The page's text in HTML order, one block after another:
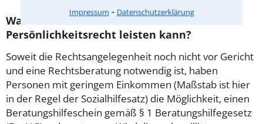
Impressum ⁃ Datenschutzerklärung
Was tun wenn ich mir keinen Anwalt für
Persönlichkeitsrecht leisten kann?
Soweit die Rechtsangelegenheit noch nicht vor Gericht
und eine Rechtsberatung notwendig ist, haben
Personen mit geringem Einkommen (Maßstab ist hier
in der Regel der Sozialhilfesatz) die Möglichkeit, einen
Beratungshilfeschein gemäß § 1 Beratungshilfegesetz